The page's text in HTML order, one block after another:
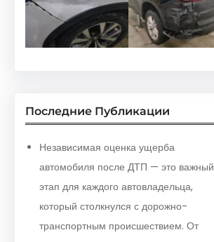
Последние Публикации
Независимая оценка ущерба
автомобиля после ДТП — это важный
этап для каждого автовладельца,
который столкнулся с дорожно-
транспортным происшествием. От